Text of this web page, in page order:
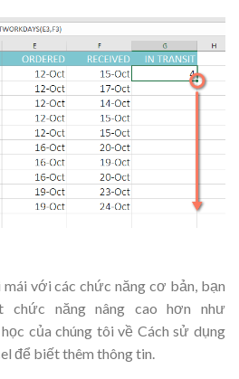
với các chức năng cơ bản, bạn
năng nâng cao hơn như
của chúng tôi về Cách sử dụng
để biết thêm thông tin.